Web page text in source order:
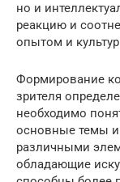
но и
реакцию и
опытом и
Формирование
зрителя
необходимо
основные темы и
различными
обладающие